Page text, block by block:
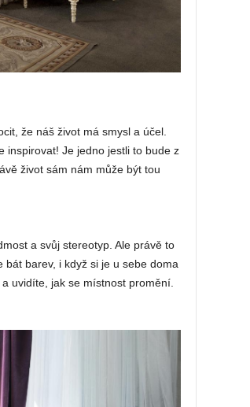
že náš život má smysl a účel.
inspirovat! Je jedno jestli to bude z
život sám nám může být tou
a svůj stereotyp. Ale právě to
barev, i když si je u sebe doma
uvidíte, jak se místnost promění.